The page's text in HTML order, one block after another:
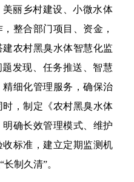
丽乡村建设、小微水体
整合部门项目、资金，
农村黑臭水体智慧化监
发现、任务推送、智慧
细化管理服务，确保治
，制定《农村黑臭水体
确长效管理模式、维护
标准，建立定期监测机
制久清”。